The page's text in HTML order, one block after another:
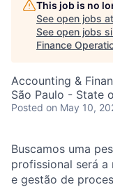
This job is no
See open jobs at
See open jobs
Finance
Accounting &
São Paulo - State
Posted on May 10,
Buscamos uma
profissional será
e gestão de